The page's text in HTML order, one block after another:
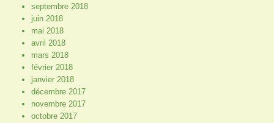
septembre 2018
juin 2018
mai 2018
avril 2018
mars 2018
février 2018
janvier 2018
décembre 2017
novembre 2017
octobre 2017